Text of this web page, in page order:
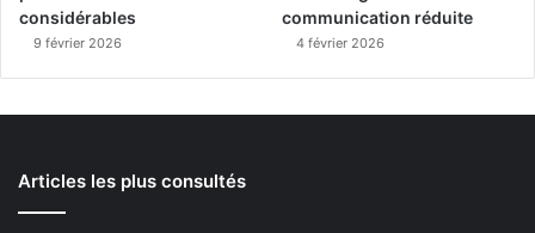
considérables
9 février 2026
communication réduite
4 février 2026
Articles les plus consultés